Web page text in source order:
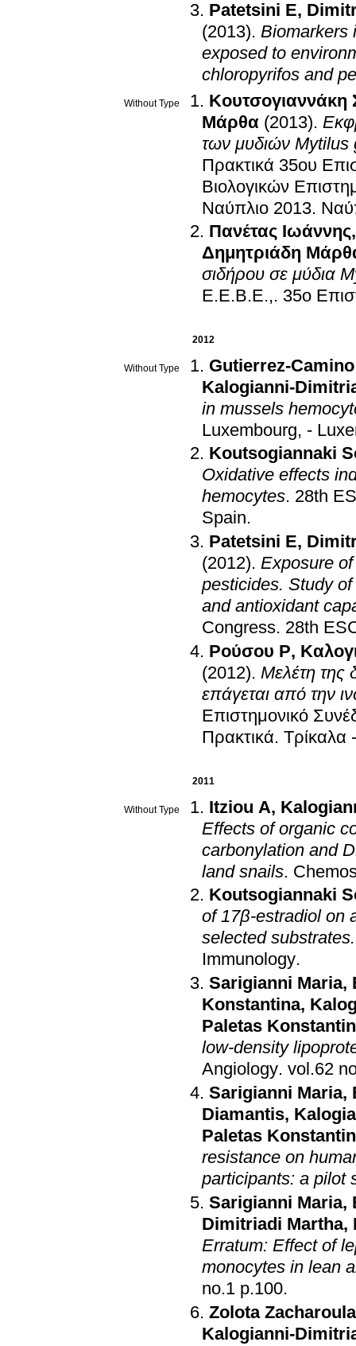
Patetsini E,
(2013). Biomarkers
exposed to
chloropyrifos and
Without Type
Κουτσογιαννάκη
Μάρθα (2013).
των μυδιών Mytilus
Πρακτικά 35ου
Βιολογικών
Ναύπλιο 2013.
Πανέτας Ιωάννης
Δημητριάδη
σιδήρου σε μύδια
Ε.Ε.Β.Ε.,. 35ο
2012
Without Type
Gutierrez-
Kalogianni-
in mussels
Luxembourg, -
Koutsogiannaki
Oxidative effects
hemocytes. 28th
Spain.
Patetsini E,
(2012). Exposure
pesticides. Study
and antioxidant
Congress. 28th
Ρούσου Ρ,
(2012). Μελέτη της
επάγεται από την
Επιστημονικό
Πρακτικά. Tρίκαλα
2011
Without Type Itziou A,
Effects of organic
carbonylation and
land snails.
Koutsogiannaki
of 17β-estradiol on adhesion of Mytilus galloprovincialis hemocytes to
selected
Immunology.
Sarigianni Maria,
Konstantina,
Paletas
low-density
Angiology.
Sarigianni Maria,
Diamantis,
Paletas
resistance on
participants: a pilot
Sarigianni Maria,
Dimitriadi Martha,
Erratum: Effect of
monocytes in lean
no.1 p.100.
Zolota Zacharoula
Kalogianni-